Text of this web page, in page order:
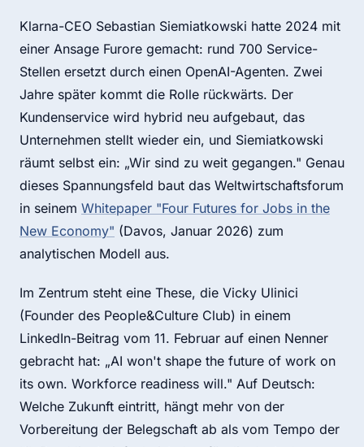
Klarna-CEO Sebastian Siemiatkowski hatte 2024 mit
einer Ansage Furore gemacht: rund 700 Service-
Stellen ersetzt durch einen OpenAI-Agenten. Zwei
Jahre später kommt die Rolle rückwärts. Der
Kundenservice wird hybrid neu aufgebaut, das
Unternehmen stellt wieder ein, und Siemiatkowski
räumt selbst ein: „Wir sind zu weit gegangen." Genau
dieses Spannungsfeld baut das Weltwirtschaftsforum
in seinem Whitepaper "Four Futures for Jobs in the
New Economy" (Davos, Januar 2026) zum
analytischen Modell aus.
Im Zentrum steht eine These, die Vicky Ulinici
(Founder des People&Culture Club) in einem
LinkedIn-Beitrag vom 11. Februar auf einen Nenner
gebracht hat: „AI won't shape the future of work on
its own. Workforce readiness will." Auf Deutsch:
Welche Zukunft eintritt, hängt mehr von der
Vorbereitung der Belegschaft ab als vom Tempo der